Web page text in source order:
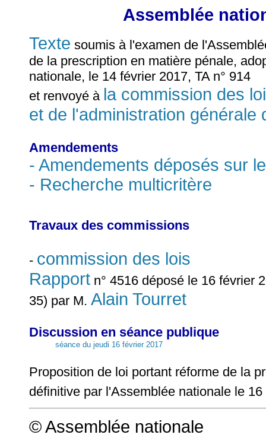
Assemblée
Texte soumis à l'examen de
de la prescription en matière pénale,
nationale, le 14 février 2017, TA n° 914
et renvoyé à la commission des
et de l'administration générale
Amendements
- Amendements déposés sur
- Recherche multicritère
Travaux des commissions
- commission des lois
Rapport n° 4516 déposé le 16 février
35) par M. Alain Tourret
Discussion en séance publique
séance du jeudi 16 février 2017
Proposition de loi portant réforme de la
définitive par l'Assemblée nationale le
© Assemblée nationale